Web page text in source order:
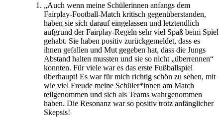
„Auch wenn meine Schülerinnen anfangs dem
Fairplay-Football-Match kritisch gegenüberstanden,
haben sie sich darauf eingelassen und letztendlich
aufgrund der Fairplay-Regeln sehr viel Spaß beim Spiel
gehabt. Sie haben positiv zurückgemeldet, dass es
ihnen gefallen und Mut gegeben hat, dass die Jungs
Abstand halten mussten und sie so nicht „überrennen“
konnten. Für viele war es das erste Fußballspiel
überhaupt! Es war für mich richtig schön zu sehen, mit
wie viel Freude meine Schüler*innen am Match
teilgenommen und sich als Teams wahrgenommen
haben. Die Resonanz war so positiv trotz anfänglicher
Skepsis!